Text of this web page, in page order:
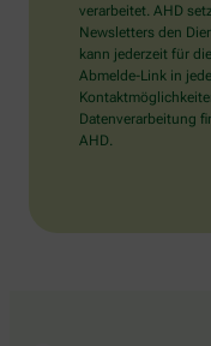
bitte
das
Haus.
verarbeitet. AHD
Newsletters den
kann jederzeit für
Abmelde-Link in
Datenverarbeitung
AHD.